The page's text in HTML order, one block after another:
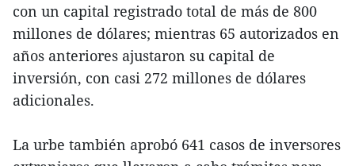
con un capital registrado total de más de 800
millones de dólares; mientras 65 autorizados en
años anteriores ajustaron su capital de
inversión, con casi 272 millones de dólares
adicionales.
La urbe también aprobó 641 casos de inversores